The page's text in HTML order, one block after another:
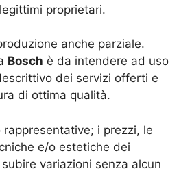
proprietari.
anche parziale.
Bosch è da intendere ad uso
dei servizi offerti e
di ottima qualità.
i prezzi, le
e/o estetiche dei
variazioni senza alcun